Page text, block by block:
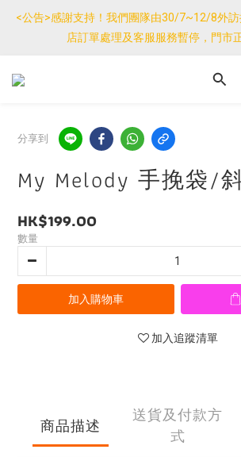
優惠免運產品如與其他商品同單購買，其他
費。(大件/較重產品除外)
<公告>感謝支持！我們團隊由30/7~12/8外
店訂單處理及客服服務暫停，門市
優惠免運產品如與其他商品同單購買，其他
分享到
My Melody 手挽袋/
HK$199.00
數量
加入購物車
加入追蹤清單
商品描述
送貨及付款方
式